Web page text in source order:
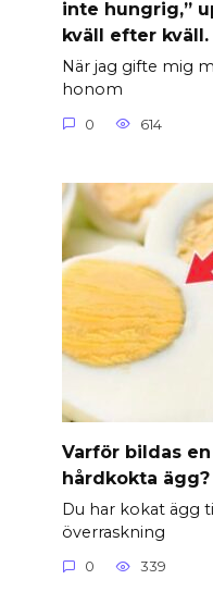
inte hungrig,”
kväll efter kväll.
När jag gifte mig
honom
0 614
Varför bildas
hårdkokta ägg?
Du har kokat ägg
överraskning
0 339